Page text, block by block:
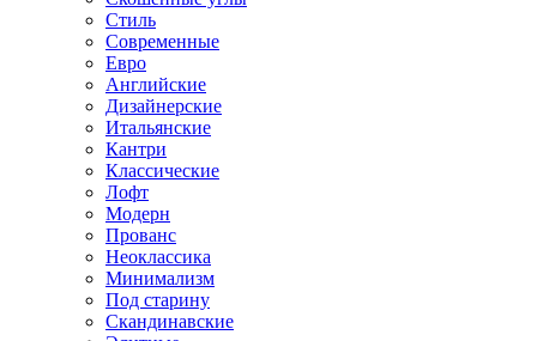
Стиль
Современные
Евро
Английские
Дизайнерские
Итальянские
Кантри
Классические
Лофт
Модерн
Прованс
Неоклассика
Минимализм
Под старину
Скандинавские